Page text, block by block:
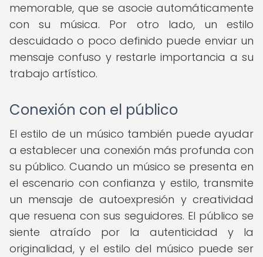
memorable, que se asocie automáticamente
con su música. Por otro lado, un estilo
descuidado o poco definido puede enviar un
mensaje confuso y restarle importancia a su
trabajo artístico.
Conexión con el público
El estilo de un músico también puede ayudar
a establecer una conexión más profunda con
su público. Cuando un músico se presenta en
el escenario con confianza y estilo, transmite
un mensaje de autoexpresión y creatividad
que resuena con sus seguidores. El público se
siente atraído por la autenticidad y la
originalidad, y el estilo del músico puede ser